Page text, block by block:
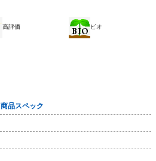
高評価 ビオ
商品スペック